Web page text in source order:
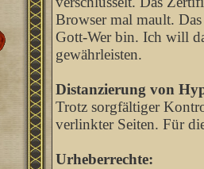
Browser mal mault.
Gott-Wer bin. Ich will
gewährleisten.
Distanzierung von
Trotz sorgfältiger
verlinkter Seiten. Für
Urheberrechte: